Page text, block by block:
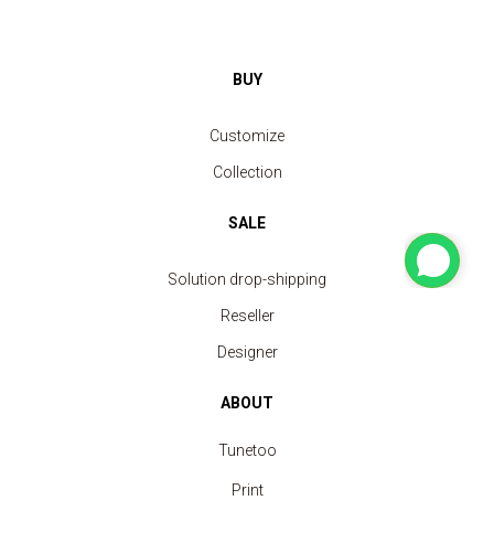
BUY
Customize
Collection
SALE
Solution drop-shipping
Reseller
Designer
ABOUT
Tunetoo
Print